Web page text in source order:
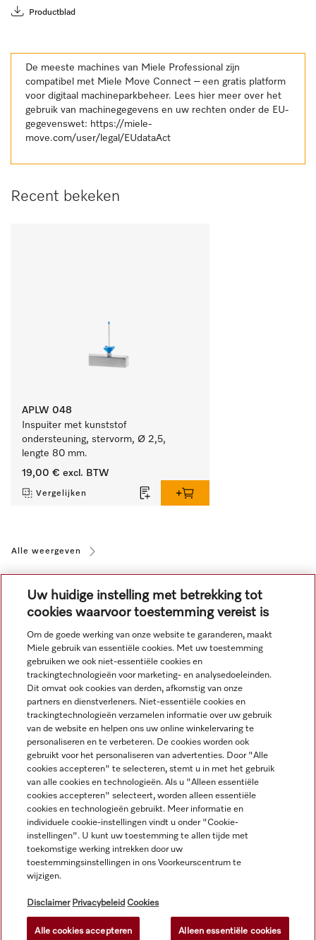
Productblad
De meeste machines van Miele Professional zijn
compatibel met Miele Move Connect – een gratis platform
voor digitaal machineparkbeheer. Lees hier meer over het
gebruik van machinegegevens en uw rechten onder de EU-
gegevenswet: https://miele-
move.com/user/legal/EUdataAct
Recent bekeken
APLW 048
Inspuiter met kunststof
ondersteuning, stervorm, Ø 2,5,
lengte 80 mm.
19,00 € excl. BTW
Vergelijken
Alle weergeven
Navigatie
Service
decoratiemateriaal.
Uw huidige instelling met betrekking tot
cookies waarvoor toestemming vereist is
Om de goede werking van onze website te garanderen, maakt
Miele gebruik van essentiële cookies. Met uw toestemming
gebruiken we ook niet-essentiële cookies en
trackingtechnologieën voor marketing- en analysedoeleinden.
Dit omvat ook cookies van derden, afkomstig van onze
partners en dienstverleners. Niet-essentiële cookies en
trackingtechnologieën verzamelen informatie over uw gebruik
van de website en helpen ons uw online winkelervaring te
personaliseren en te verbeteren. De cookies worden ook
gebruikt voor het personaliseren van advertenties. Door "Alle
cookies accepteren" te selecteren, stemt u in met het gebruik
van alle cookies en technologieën. Als u "Alleen essentiële
cookies accepteren" selecteert, worden alleen essentiële
cookies en technologieën gebruikt. Meer informatie en
individuele cookie-instellingen vindt u onder "Cookie-
instellingen". U kunt uw toestemming te allen tijde met
toekomstige werking intrekken door uw
toestemmingsinstellingen in ons Voorkeurscentrum te
wijzigen.
Disclaimer Privacybeleid Cookies
Alle cookies accepteren Alleen essentiële cookies